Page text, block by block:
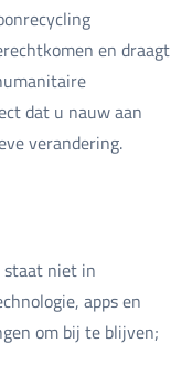
en draagt
dat u nauw aan
verandering.
staat niet in
apps en
om bij te blijven;